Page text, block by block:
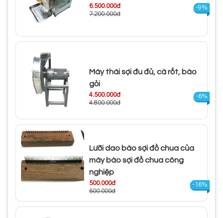
6.500.000đ
7.200.000đ
-9%
Máy thái sợi đu đủ, cà rốt, bào
gỏi
4.500.000đ
4.800.000đ
-6%
Lưỡi dao bào sợi đồ chua của
máy bào sợi đồ chua công
nghiệp
500.000đ
600.000đ
-16%